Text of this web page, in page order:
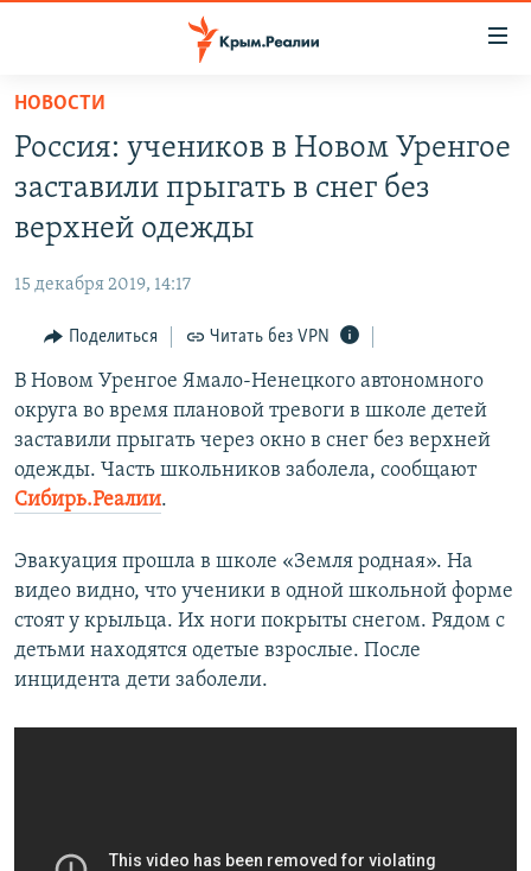
Вернуться
основному
содержанию
главной
навигации
Вернутся
поиску
СПЕЦПРОЕКТЫ
11 ЛЕТ ОККУПАЦИИ КРЫМА. 11 ИСТОРИЙ СОПРОТИВЛЕНИЯ
ЕЩЕ
ИНТЕРАКТИВ
ИНФОГРАФИКА
ТЕЛЕПРОЕКТ КРЫМ.РЕАЛИИ
СОВЕТЫ ПРАВОЗАЩИТНИКОВ
ПРОПАВШИЕ БЕЗ ВЕСТИ
ПОБЕДИТЕЛЕЙ НЕ СУДЯТ?
КРЫМ.НЕПОКОРЕННЫЙ
УКРАИНСКАЯ ПРОБЛЕМА КРЫМА
РАДІО СВОБОДА
КАК ОБОЙТИ БЛОКИРОВКУ
Українською
Qırımtatar
ПРИСОЕДИНЯЙТЕСЬ!
НОВОСТИ
Россия: учеников в Новом Уренгое
заставили прыгать в снег без
верхней одежды
15 декабря 2019, 14:17
Поделиться Читать без VPN
В Новом Уренгое Ямало-Ненецкого автономного
округа во время плановой тревоги в школе детей
заставили прыгать через окно в снег без верхней
одежды. Часть школьников заболела, сообщают
Сибирь.Реалии.
Эвакуация прошла в школе «Земля родная». На
видео видно, что ученики в одной школьной форме
стоят у крыльца. Их ноги покрыты снегом. Рядом с
детьми находятся одетые взрослые. После
инцидента дети заболели.